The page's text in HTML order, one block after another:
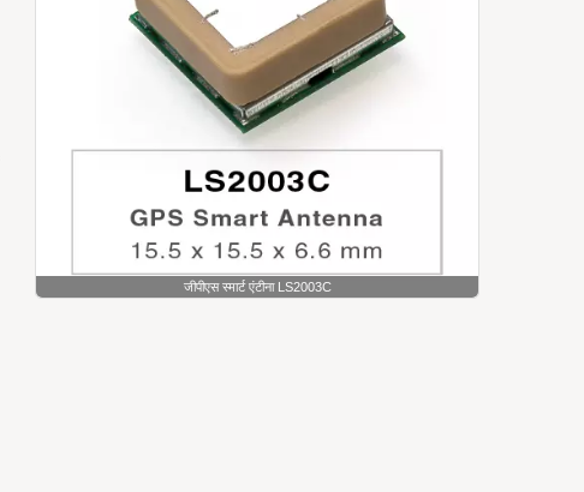
जीपीएस स्मार्ट एंटीना LS2003C